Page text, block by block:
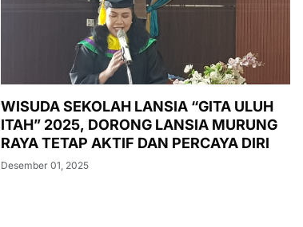
WISUDA SEKOLAH LANSIA “GITA ULUH
ITAH” 2025, DORONG LANSIA MURUNG
RAYA TETAP AKTIF DAN PERCAYA DIRI
Desember 01, 2025